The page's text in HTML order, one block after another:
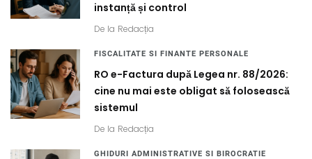
instanță și control
De la Redacția
FISCALITATE SI FINANTE PERSONALE
RO e-Factura după Legea nr. 88/2026:
cine nu mai este obligat să folosească
sistemul
De la Redacția
GHIDURI ADMINISTRATIVE SI BIROCRATIE